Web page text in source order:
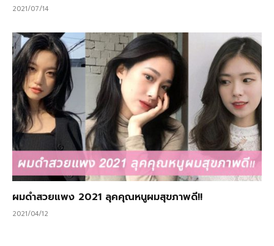
2021/07/14
ผมดำสวยแพง 2021 ลุคคุณหนูผมสุขภาพดี!!
2021/04/12